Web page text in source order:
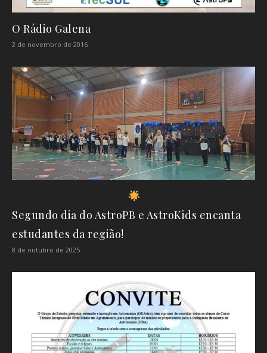
O Rádio Galena
2 de novembro de 2016
Segundo dia do AstroPB e AstroKids encanta
estudantes da região!
8 de outubro de 2025